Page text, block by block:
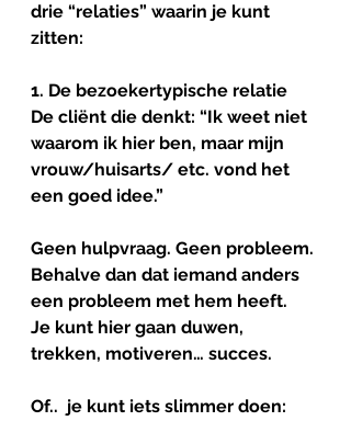
drie “relaties” waarin je kunt
zitten:
1. De bezoekertypische relatie
De cliënt die denkt: “Ik weet niet
waarom ik hier ben, maar mijn
vrouw/huisarts/ etc. vond het
een goed idee.”
Geen hulpvraag. Geen probleem.
Behalve dan dat iemand anders
een probleem met hem heeft.
Je kunt hier gaan duwen,
trekken, motiveren… succes.
Of..  je kunt iets slimmer doen: